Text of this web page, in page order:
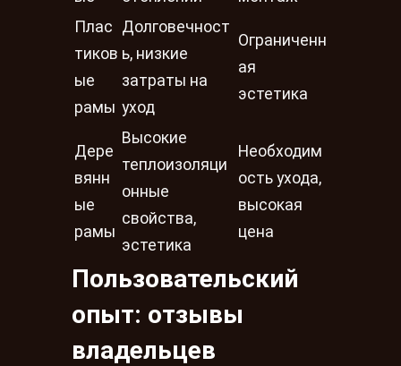
Плас
тиков
ые
рамы
Долговечност
ь, низкие
затраты на
уход
Ограниченн
ая
эстетика
Дере
вянн
ые
рамы
Высокие
теплоизоляци
онные
свойства,
эстетика
Необходим
ость ухода,
высокая
цена
Пользовательский
опыт: отзывы
владельцев